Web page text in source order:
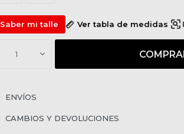
Saber mi talle Ver tabla de medidas
1
ENVÍOS
CAMBIOS Y DEVOLUCIONES